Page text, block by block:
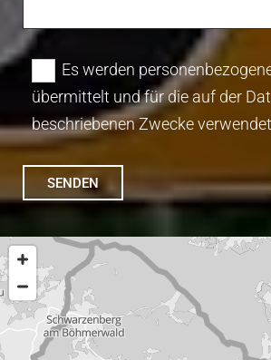
Es werden
übermittelt und für die auf der
beschriebenen Zwecke